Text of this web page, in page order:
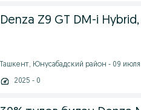
Denza Z9 GT DM-i
Ташкент, Юнусабадский район - 09 июля
2025 - 0